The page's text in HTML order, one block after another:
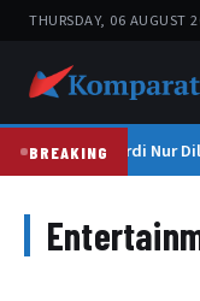
THURSDAY, 06 AUGUST
BREAKINGMawardi Nur